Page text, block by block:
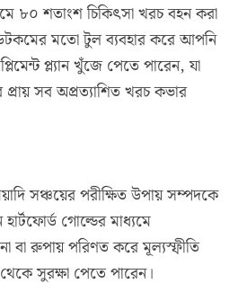
৮০ শতাংশ চিকিৎসা খরচ বহন করা
মতো টুল ব্যবহার করে আপনি
প্ল্যান খুঁজে পেতে পারেন, যা
সব অপ্রত্যাশিত খরচ কভার
সঞ্চয়ের পরীক্ষিত উপায় সম্পদকে
হার্টফোর্ড গোল্ডের মাধ্যমে
বা রুপায় পরিণত করে মূল্যস্ফীতি
সুরক্ষা পেতে পারেন।